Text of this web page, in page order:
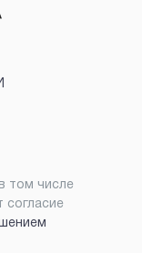
том числе
согласие